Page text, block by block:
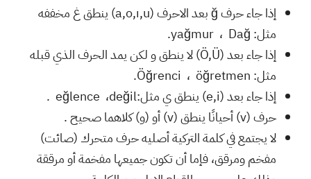
إذا جاء حرف ğ بعد الاحرف (a,o,ı,u) ينطق غ مخففه
مثل: yağmur ، Dağ.
إذا جاء بعد (Ö,Ü) لا ينطق و لكن يمد الحرف الذي قبله
مثل: Öğrenci ، öğretmen.
إذا جاء بعد (e,i) ينطق ي مثل:eğlence ،değil .
حرف (v) أحيانًا ينطق (v) أو (و) كلاهما صحيح .
لا يجتمع في كلمة التركية أصليه حرف متحرك (صائت)
مفخم ومرقق، فإما أن تكون جميعها مفخمة أو مرققة